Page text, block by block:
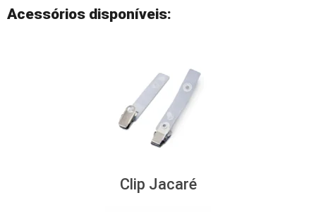
Acessórios disponíveis:
Clip Jacaré